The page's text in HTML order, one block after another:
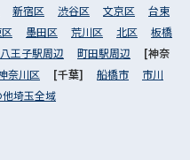
新宿区 渋谷区 文京区
台東
墨田区 荒川区 北区
板橋
八王子駅周辺 町田駅周辺
[神奈
奈川区 [千葉] 船橋市
市川
他埼玉全域